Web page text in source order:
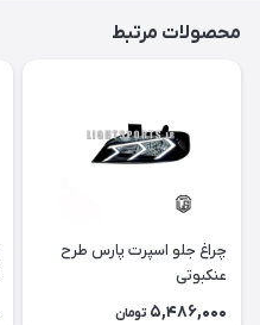
محصولات مرتبط
چراغ جلو اسپرت پارس طرح
عنکبوتی
5,486,000 تومان